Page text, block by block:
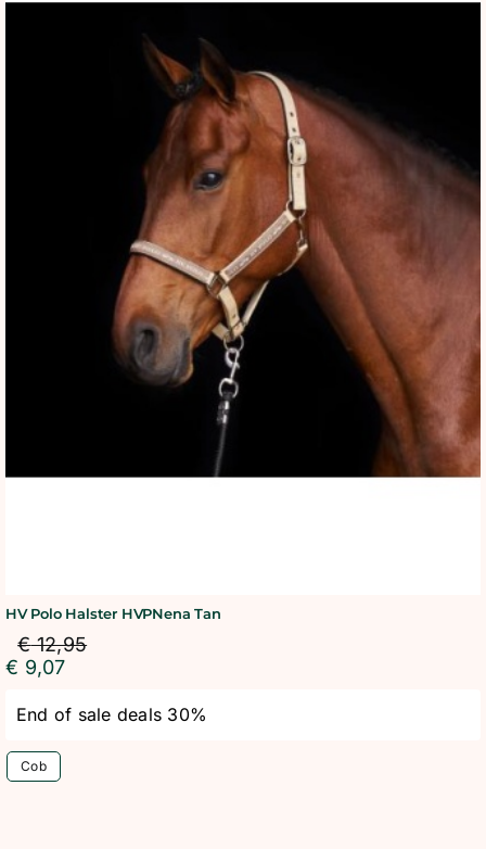
HV Polo Halster HVPNena Tan
€12,95
€ 9,07
End of sale deals 30%
Cob